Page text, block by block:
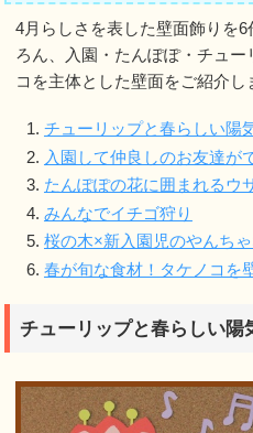
4月らしさを表した壁面飾りを
ろん、入園・たんぽぽ・チュ
コを主体とした壁面をご紹介し
チューリップと春らしい陽
入園して仲良しのお友達が
たんぽぽの花に囲まれるウ
みんなでイチゴ狩り
桜の木×新入園児のやんち
春が旬な食材！タケノコを
チューリップと春らしい陽